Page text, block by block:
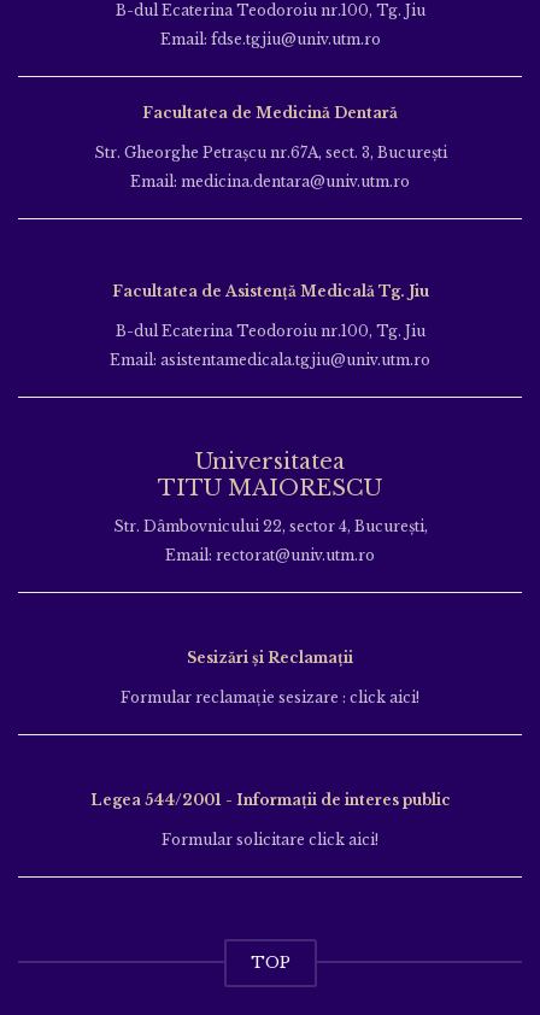
B-dul Ecaterina Teodoroiu nr.100, Tg. Jiu
Email: fdse.tgjiu@univ.utm.ro
Facultatea de Medicină Dentară
Str. Gheorghe Petraşcu nr.67A, sect. 3, Bucureşti
Email: medicina.dentara@univ.utm.ro
Facultatea de Asistență Medicală Tg. Jiu
B-dul Ecaterina Teodoroiu nr.100, Tg. Jiu
Email: asistentamedicala.tgjiu@univ.utm.ro
Universitatea
TITU MAIORESCU
Str. Dâmbovnicului 22, sector 4, București,
Email: rectorat@univ.utm.ro
Sesizări și Reclamații
Formular reclamație sesizare : click aici!
Legea 544/2001 - Informații de interes public
Formular solicitare click aici!
TOP